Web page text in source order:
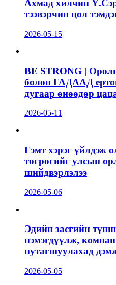
Ахмад хилчин
тээвэрчин цол
2026-05-15
BE STRONG |
болон ГАДААД
дугаар өнөөдөр
2026-05-11
Гэмт хэрэг үйлдэж
төгрөгийг улсын
шийдвэрлэлээ
2026-05-06
Эдийн засгийн
нэмэгдүүлж,
нутагшуулахад
2026-05-05